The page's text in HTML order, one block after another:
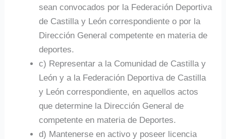
sean convocados por la Federación Deportiva
de Castilla y León correspondiente o por la
Dirección General competente en materia de
deportes.
c) Representar a la Comunidad de Castilla y
León y a la Federación Deportiva de Castilla
y León correspondiente, en aquellos actos
que determine la Dirección General de
competente en materia de Deportes.
d) Mantenerse en activo y poseer licencia